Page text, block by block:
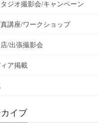
ジオ撮影会/キャンペーン
講座/ワークショップ
/出張撮影会
ア掲載
イブ